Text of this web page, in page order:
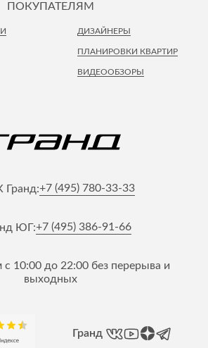
ПОКУПАТЕЛЯМ
ПЛАНИРОВКИ КВАРТИР
ВИДЕООБЗОРЫ
ДИЗАЙНЕРЫ
Гранд:+7 (495) 780-33-33
ЮГ:+7 (495) 386-91-66
10:00 до 22:00 без перерыва и
выходных
Гранд